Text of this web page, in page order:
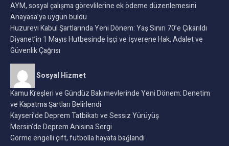
Gazete'de yayımlandı.
Yazar:Mahmut Sami KÖKTAŞ
25 Aralık 2024 Okuma Süresi:1 Okuma süresi
A
Cumhurbaşkanı Recep Tayyip Erdoğan’ın imzasıyla
yayımlanan kararnameye göre, aile yapısının korunması ve
güçlendirilmesine ilişkin veri üretme ve politika
geliştirmeye yönelik çalışmalar yapmak üzere “Aile
Enstitüsü” kuruldu.
Enstitünün, aile yapısının ve değerlerinin korunması ve